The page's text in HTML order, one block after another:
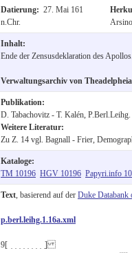
Datierung: 27. Mai 161
n.Chr.
Inhalt:
Ende der Zensusdeklaration des Apollos.
Verwaltungsarchiv von Theadelpheia
Publikation:
D. Tabachovitz - T. Kalén, P.Berl.Leihg.
Weitere Literatur:
Zu Z. 14 vgl. Bagnall - Frier,
Kataloge:
TM 10196 HGV 10196 Papyri.info
Text , basierend auf der Duke Databank
p.berl.leihg.1.16a.xml
9[ ̣ ̣ ̣ ̣ ̣ ̣ ̣ ̣ ̣]